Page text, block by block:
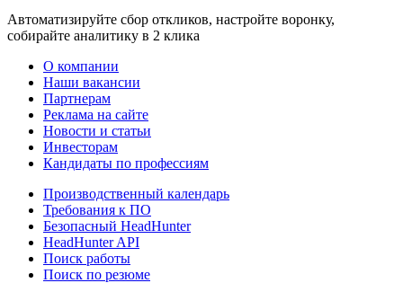
Автоматизируйте сбор откликов, настройте воронку,
собирайте аналитику в 2 клика
О компании
Наши вакансии
Партнерам
Реклама на сайте
Новости и статьи
Инвесторам
Кандидаты по профессиям
Производственный календарь
Требования к ПО
Безопасный HeadHunter
HeadHunter API
Поиск работы
Поиск по резюме